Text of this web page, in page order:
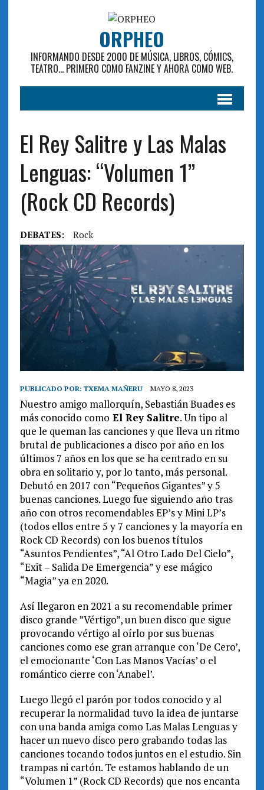
ORPHEO
INFORMANDO DESDE 2000 DE MÚSICA, LIBROS, CÓMICS,
TEATRO... PRIMERO COMO FANZINE Y AHORA COMO WEB.
El Rey Salitre y Las Malas
Lenguas: “Volumen 1”
(Rock CD Records)
DEBATES: Rock
PUBLICADO POR: TXEMA MAÑERU MAYO 8, 2023
Nuestro amigo mallorquín, Sebastián Buades es
más conocido como El Rey Salitre. Un tipo al
que le queman las canciones y que lleva un ritmo
brutal de publicaciones a disco por año en los
últimos 7 años en los que se ha centrado en su
obra en solitario y, por lo tanto, más personal.
Debutó en 2017 con “Pequeños Gigantes” y 5
buenas canciones. Luego fue siguiendo año tras
año con otros recomendables EP’s y Mini LP’s
(todos ellos entre 5 y 7 canciones y la mayoría en
Rock CD Records) con los buenos títulos
“Asuntos Pendientes”, “Al Otro Lado Del Cielo”,
“Exit – Salida De Emergencia” y ese mágico
“Magia” ya en 2020.
Así llegaron en 2021 a su recomendable primer
disco grande ”Vértigo”, un buen disco que sigue
provocando vértigo al oírlo por sus buenas
canciones como ese gran arranque con ‘De Cero’,
el emocionante ‘Con Las Manos Vacías’ o el
romántico cierre con ‘Anabel’.
Luego llegó el parón por todos conocido y al
recuperar la normalidad tuvo la idea de juntarse
con una banda amiga como Las Malas Lenguas y
hacer un nuevo disco pero grabando todas las
canciones tocando todos juntos en el estudio. Sin
trampas ni cartón. Te estamos hablando de un
“Volumen 1” (Rock CD Records) que nos encanta